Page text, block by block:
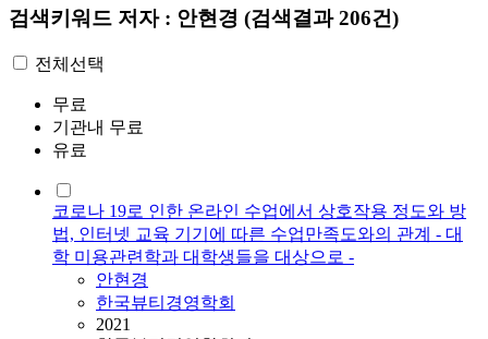
검색키워드 저자 : 안현경 (검색결과 206건)
전체선택
무료
기관내 무료
유료
코로나 19로 인한 온라인 수업에서 상호작용 정도와 방
법, 인터넷 교육 기기에 따른 수업만족도와의 관계 - 대
학 미용관련학과 대학생들을 대상으로 -
안현경
한국뷰티경영학회
2021